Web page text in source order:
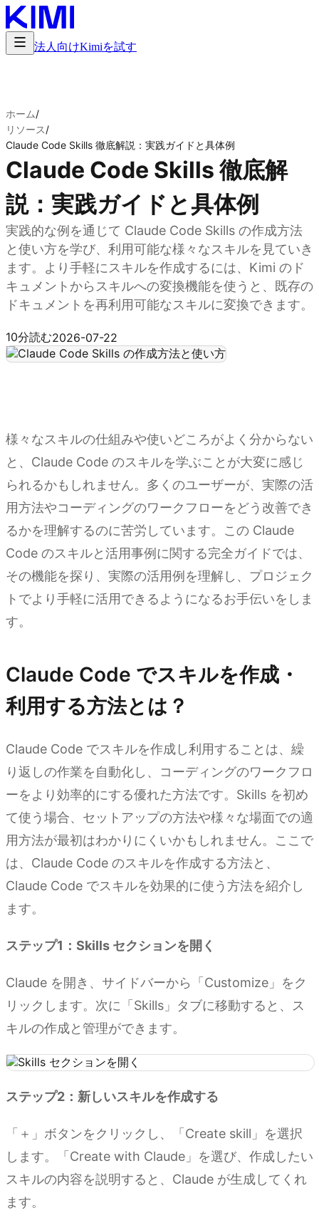
法人向けKimiを試す
ホーム/
リソース/
Claude Code Skills 徹底解説：実践ガイドと具体例
Claude Code Skills 徹底解
説：実践ガイドと具体例
実践的な例を通じて Claude Code Skills の作成方法
と使い方を学び、利用可能な様々なスキルを見ていき
ます。より手軽にスキルを作成するには、Kimi のド
キュメントからスキルへの変換機能を使うと、既存の
ドキュメントを再利用可能なスキルに変換できます。
10分読む2026-07-22
様々なスキルの仕組みや使いどころがよく分からない
と、Claude Code のスキルを学ぶことが大変に感じ
られるかもしれません。多くのユーザーが、実際の活
用方法やコーディングのワークフローをどう改善でき
るかを理解するのに苦労しています。この Claude
Code のスキルと活用事例に関する完全ガイドでは、
その機能を探り、実際の活用例を理解し、プロジェク
トでより手軽に活用できるようになるお手伝いをしま
す。
Claude Code でスキルを作成・
利用する方法とは？
Claude Code でスキルを作成し利用することは、繰
り返しの作業を自動化し、コーディングのワークフロ
ーをより効率的にする優れた方法です。Skills を初め
て使う場合、セットアップの方法や様々な場面での適
用方法が最初はわかりにくいかもしれません。ここで
は、Claude Code のスキルを作成する方法と、
Claude Code でスキルを効果的に使う方法を紹介し
ます。
ステップ1：Skills セクションを開く
Claude を開き、サイドバーから「Customize」をク
リックします。次に「Skills」タブに移動すると、ス
キルの作成と管理ができます。
ステップ2：新しいスキルを作成する
「＋」ボタンをクリックし、「Create skill」を選択
します。「Create with Claude」を選び、作成したい
スキルの内容を説明すると、Claude が生成してくれ
ます。